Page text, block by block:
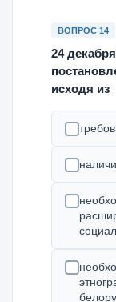
ВОПРОС 14
24
исходя из